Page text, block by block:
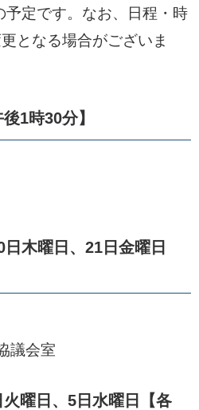
定です。なお、日程・時
となる場合がございま
1時30分】
木曜日、21日金曜日
議会室
曜日、5日水曜日【各